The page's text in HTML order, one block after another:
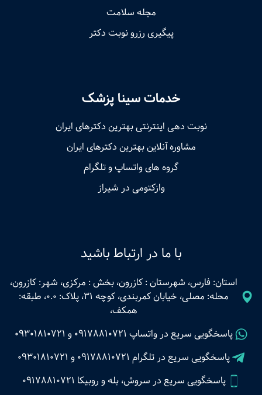
مجله سلامت
پیگیری رزرو نوبت دکتر
خدمات سینا پزشک
نوبت‌ دهی اینترنتی بهترین دکترهای ایران
مشاوره آنلاین بهترین دکترهای ایران
گروه های واتساپ و تلگرام
وازکتومی در شیراز
با ما در ارتباط باشید
استان: فارس، شهرستان : کازرون، بخش : مرکزی، شهر: کازرون،
محله: مصلی، خیابان کمربندی، کوچه 31، پلاک: 0.0، طبقه:
همکف،
پاسخگویی سریع در واتساپ 09178810721 و 09301810721
پاسخگویی سریع در تلگرام 09178810721 و 09301810721
پاسخگویی سریع در سروش، بله و روبیکا 09178810721